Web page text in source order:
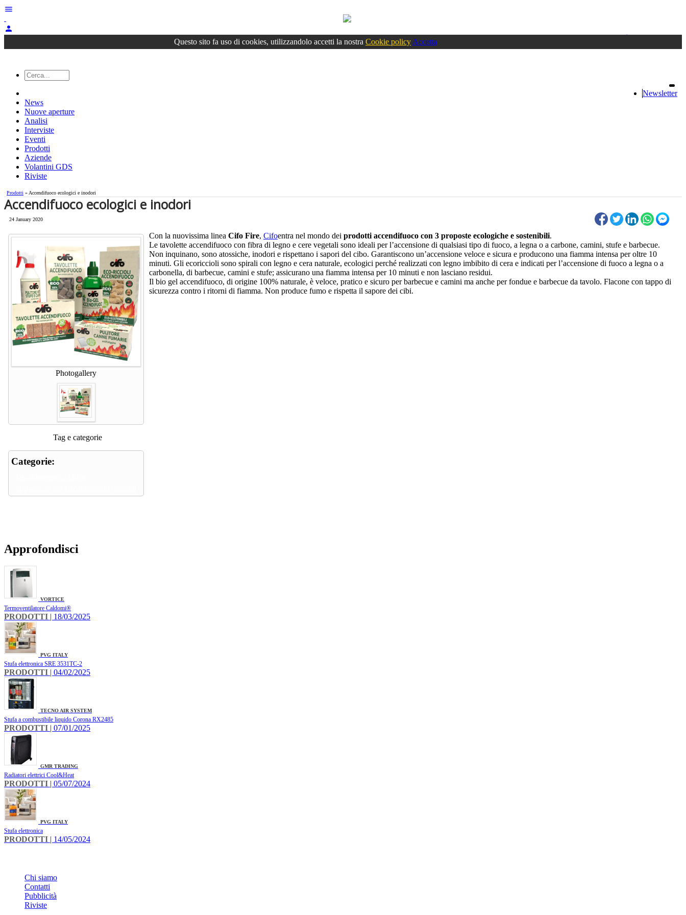
menu
person
Accedioppure registrati
Questo sito fa uso di cookies, utilizzandolo accetti la nostra Cookie policy Accetta
Newsletter
News
Nuove aperture
Analisi
Interviste
Eventi
Prodotti
Aziende
Volantini GDS
Riviste
Prodotti » Accendifuoco ecologici e inodori
Accendifuoco ecologici e inodori
24 January 2020
Photogallery
Tag e categorie
Categorie:
Con la nuovissima linea Cifo Fire, Cifoentra nel mondo dei prodotti accendifuoco con 3 proposte ecologiche e sostenibili.
Le tavolette accendifuoco con fibra di legno e cere vegetali sono ideali per l’accensione di qualsiasi tipo di fuoco, a legna o a carbone, camini, stufe e barbecue.
Non inquinano, sono atossiche, inodori e rispettano i sapori del cibo. Garantiscono un’accensione veloce e sicura e producono una fiamma intensa per oltre 10
minuti. Gli ecoriccioli sono spirali con legno e cera naturale, ecologici perché realizzati con legno imbibito di cera e indicati per l’accensione di fuoco a legna o a
carbonella, di barbecue, camini e stufe; assicurano una fiamma intensa per 10 minuti e non lasciano residui.
Il bio gel accendifuoco, di origine 100% naturale, è veloce, pratico e sicuro per barbecue e camini ma anche per fondue e barbecue da tavolo. Flacone con tappo di
sicurezza contro i ritorni di fiamma. Non produce fumo e rispetta il sapore dei cibi.
Approfondisci
VORTICE
Termoventilatore Caldomi®
PRODOTTI | 18/03/2025
PVG ITALY
Stufa elettronica SRE 3531TC-2
PRODOTTI | 04/02/2025
TECNO AIR SYSTEM
Stufa a combustibile liquido Corona RX2485
PRODOTTI | 07/01/2025
GMR TRADING
Radiatori elettrici Cool&Heat
PRODOTTI | 05/07/2024
PVG ITALY
Stufa elettronica
PRODOTTI | 14/05/2024
Chi siamo
Contatti
Pubblicità
Riviste